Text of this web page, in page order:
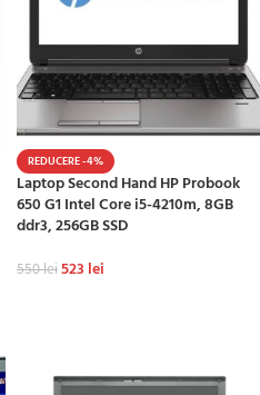
REDUCERE -4%
Laptop Second Hand HP Probook
650 G1 Intel Core i5-4210m, 8GB
ddr3, 256GB SSD
550lei523 lei